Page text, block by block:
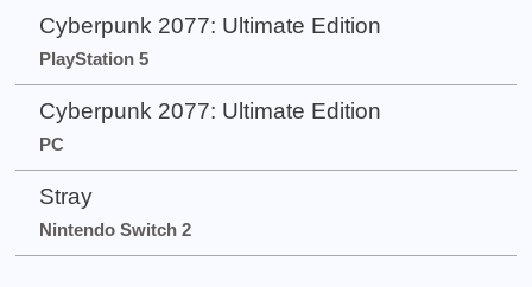
Cyberpunk 2077: Ultimate Edition
PlayStation 5
Cyberpunk 2077: Ultimate Edition
PC
Stray
Nintendo Switch 2